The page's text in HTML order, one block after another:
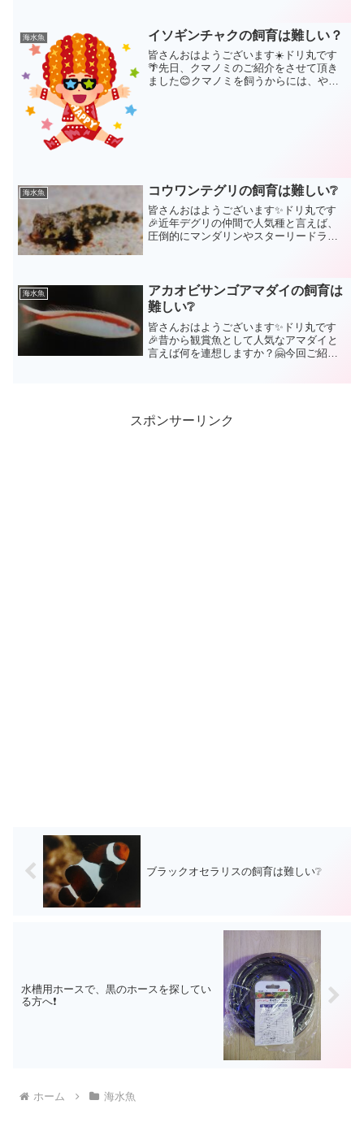
毎日お魚さん同士の壮絶なるバトル、血
みどろの争い、おぞまし...
海水魚 イソギンチャクの飼育は難しい？
皆さんおはようございます☀️ドリ丸です
🌴先日、クマノミのご紹介をさせて頂き
ました😊クマノミを飼うからには、やは
海水魚 コウワンテグリの飼育は難しい❔
皆さんおはようございます✨ドリ丸です
🎉近年デグリの仲間で人気種と言えば、
圧倒的にマンダリンやスターリードラゴ
れてきたテグリをお忘れ...
海水魚
アカオビサンゴアマダイの飼育は
難しい❔
皆さんおはようございます✨ドリ丸です
🎉昔から観賞魚として人気なアマダイと
言えば何を連想しますか？🤗今回ご紹介
スポンサーリンク
ブラックオセラリスの飼育は難しい❔
水槽用ホースで、黒のホースを探してい
る方へ❗
ホーム 海水魚